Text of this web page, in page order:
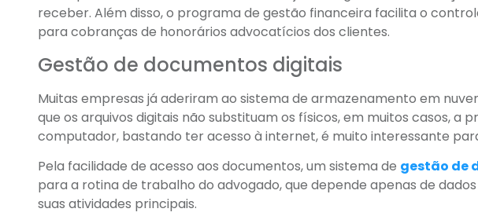
receber. Além disso, o programa de gestão financeira facilita o
para cobranças de honorários advocatícios dos clientes.
Gestão de documentos digitais
Muitas empresas já aderiram ao sistema de armazenamento em
que os arquivos digitais não substituam os físicos, em muitos casos, a
computador, bastando ter acesso à internet, é muito interessante
Pela facilidade de acesso aos documentos, um sistema de gestão de
para a rotina de trabalho do advogado, que depende apenas de
suas atividades principais.